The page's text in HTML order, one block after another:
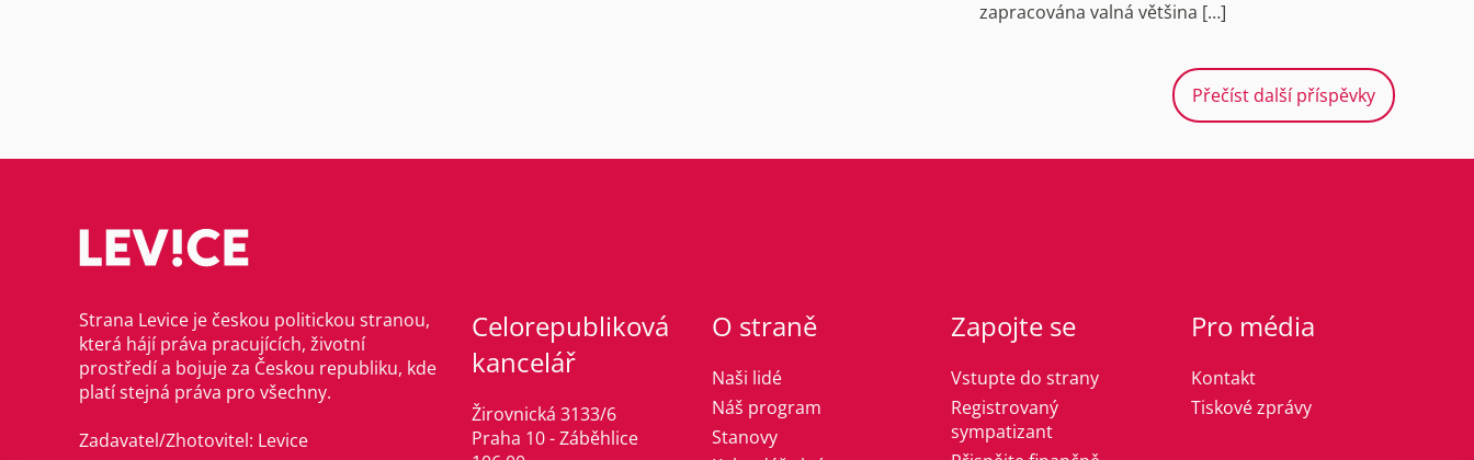
zapracována valná většina […]
Přečíst další příspěvky
Strana Levice je českou politickou stranou,
která hájí práva pracujících, životní
prostředí a bojuje za Českou republiku, kde
platí stejná práva pro všechny.
Zadavatel/Zhotovitel: Levice
Celorepubliková
kancelář
Žirovnická 3133/6
Praha 10 - Záběhlice
O straně
Naši lidé
Náš program
Stanovy
Zapojte se
Vstupte do strany
Registrovaný
sympatizant
Pro média
Kontakt
Tiskové zprávy